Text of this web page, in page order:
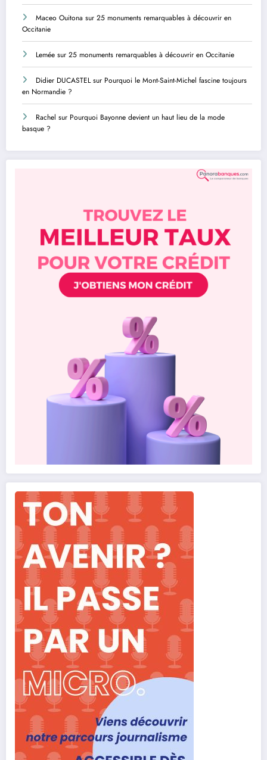
Maceo Ouitona sur 25 monuments remarquables à découvrir en
Occitanie
Lemée sur 25 monuments remarquables à découvrir en Occitanie
Didier DUCASTELsur Pourquoi le Mont-Saint-Michel fascine toujours
en Normandie ?
Rachel sur Pourquoi Bayonne devient un haut lieu de la mode
basque ?